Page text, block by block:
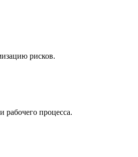
рисков.
рабочего процесса.